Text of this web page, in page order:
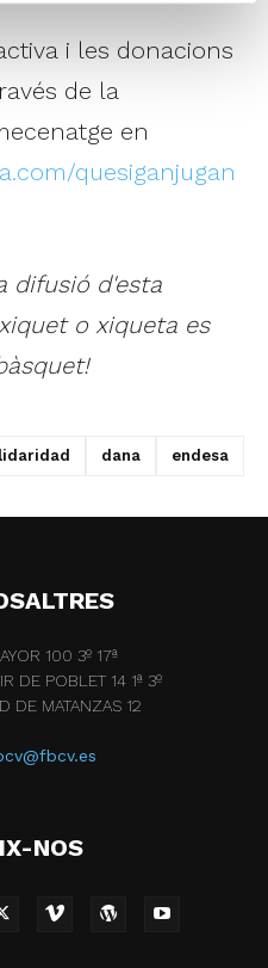
i les donacions
de la
en
quesiganjugan
difusió d'esta
o xiqueta es
dana endesa
100 3º 17ª
DE POBLET 14 1ª 3º
DE MATANZAS 12
NOS